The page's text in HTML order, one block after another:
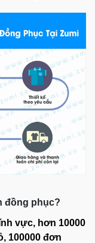
đồng phục?
vực, hơn 10000
100000 đơn